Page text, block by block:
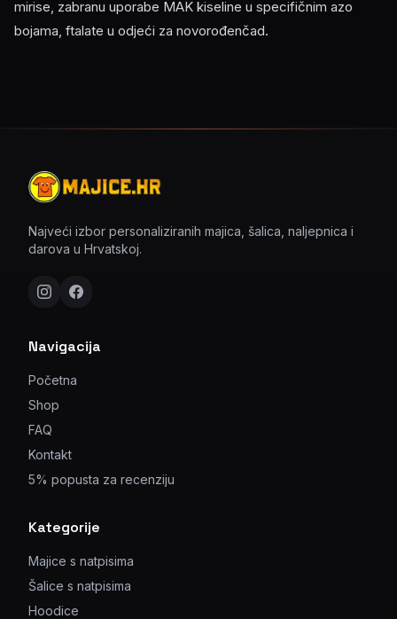
mirise, zabranu uporabe MAK kiseline u specifičnim azo
bojama, ftalate u odjeći za novorođenčad.
Najveći izbor personaliziranih majica, šalica, naljepnica i
darova u Hrvatskoj.
Navigacija
Početna
Shop
FAQ
Kontakt
5% popusta za recenziju
Kategorije
Majice s natpisima
Šalice s natpisima
Hoodice